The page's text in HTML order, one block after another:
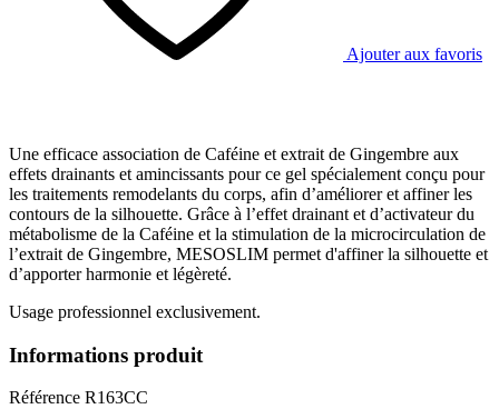
Ajouter aux favoris
Une efficace association de Caféine et extrait de Gingembre aux
effets drainants et amincissants pour ce gel spécialement conçu pour
les traitements remodelants du corps, afin d’améliorer et affiner les
contours de la silhouette. Grâce à l’effet drainant et d’activateur du
métabolisme de la Caféine et la stimulation de la microcirculation de
l’extrait de Gingembre, MESOSLIM permet d'affiner la silhouette et
d’apporter harmonie et légèreté.
Usage professionnel exclusivement.
Informations produit
Référence R163CC